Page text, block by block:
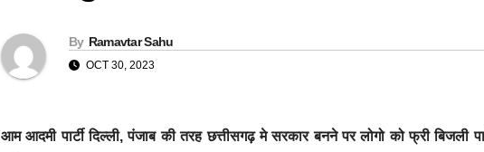
By Ramavtar Sahu
OCT 30, 2023
आम आदमी पार्टी दिल्ली, पंजाब की तरह छत्तीसगढ़ मे सरकार बनने पर लोगो को फ्री बिजली